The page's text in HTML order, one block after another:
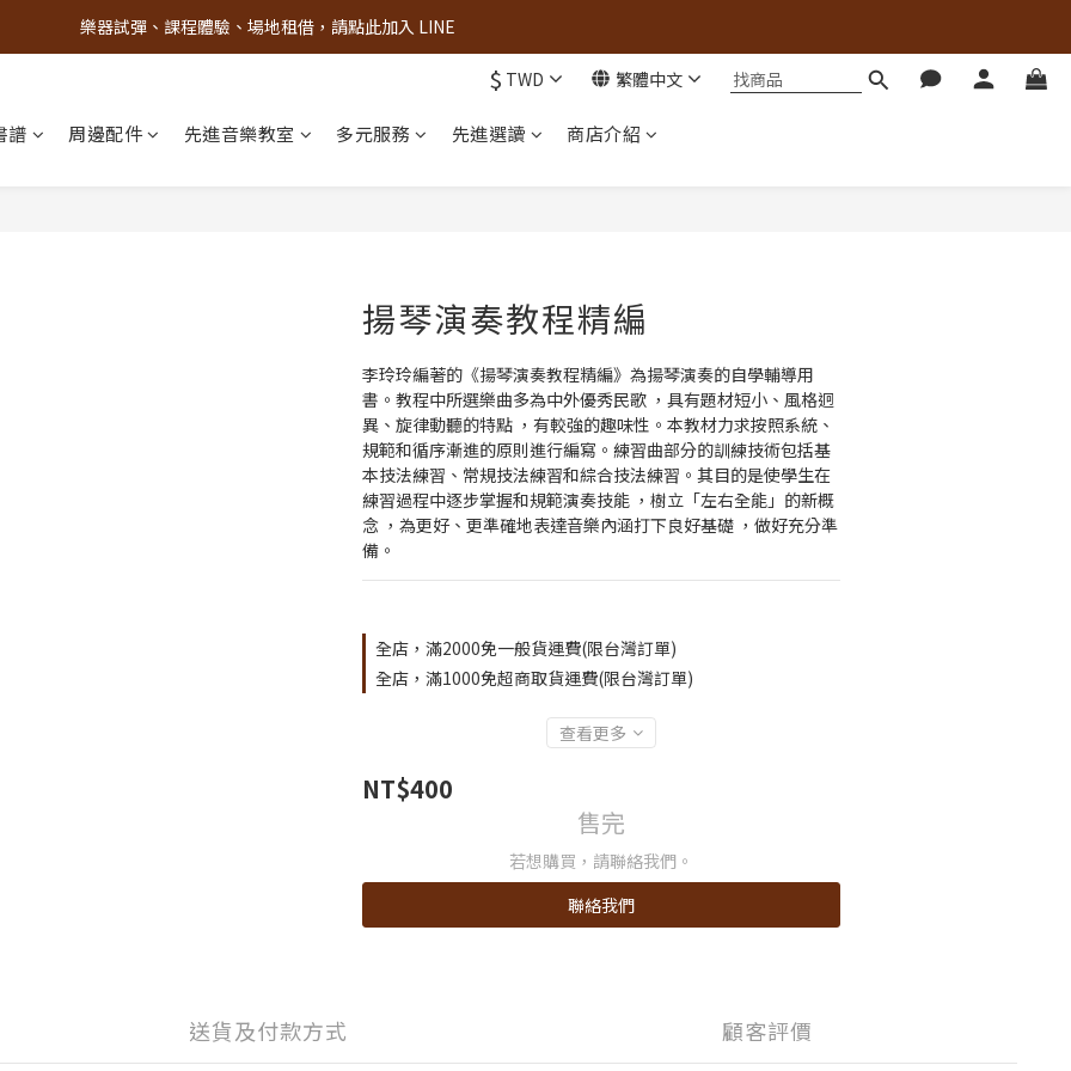
古亭門市 + 先進音樂教室週末假日皆有營業
古亭門市 + 先進音樂教室週末假日皆有營業
樂器試彈、課程體驗、場地租借，請點此加入 LINE
$ TWD 繁體中文
譜 周邊配件 先進音樂教室 多元服務 先進選讀 商店介紹
揚琴演奏教程精編
李玲玲編著的《揚琴演奏教程精編》為揚琴演奏的自學輔導用
書。教程中所選樂曲多為中外優秀民歌 ，具有題材短小、風格迥
異、旋律動聽的特點 ，有較強的趣味性。本教材力求按照系統、
規範和循序漸進的原則進行編寫。練習曲部分的訓練技術包括基
本技法練習、常規技法練習和綜合技法練習。其目的是使學生在
練習過程中逐步掌握和規範演奏技能 ，樹立「左右全能」的新概
念 ，為更好、更準確地表達音樂內涵打下良好基礎 ，做好充分準
備。
全店，滿2000免一般貨運費(限台灣訂單)
全店，滿1000免超商取貨運費(限台灣訂單)
查看更多
NT$400
售完
若想購買，請聯絡我們。
聯絡我們
送貨及付款方式 顧客評價